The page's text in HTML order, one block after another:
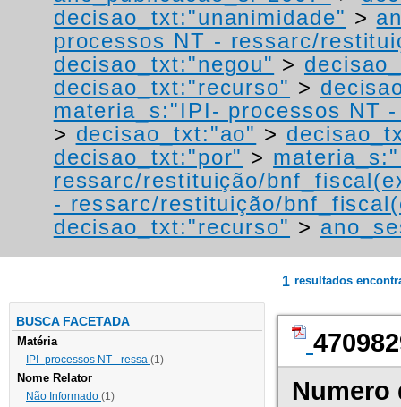
decisao_txt:"unanimidade" >
processos NT - ressarc/
decisao_txt:"negou" >
decisao_txt:"recurso" >
materia_s:"IPI- processos NT
> decisao_txt:"ao" >
decisao_txt:"por" >
ressarc/restituição/
- ressarc/restituição/
decisao_txt:"recurso" >
BUSCA FACETADA
Matéria
IPI- processos NT - ressa (1)
Nome Relator
Não Informado (1)
1 resultados
Numero